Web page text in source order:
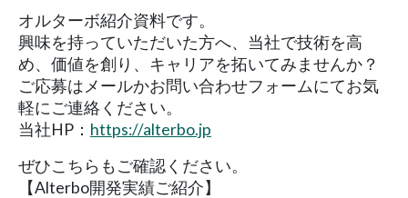
オルターボ紹介資料です。
興味を持っていただいた方へ、当社で技術を高
め、価値を創り、キャリアを拓いてみませんか？
ご応募はメールかお問い合わせフォームにてお気
軽にご連絡ください。
当社HP： https://alterbo.jp
ぜひこちらもご確認ください。
【Alterbo開発実績ご紹介】